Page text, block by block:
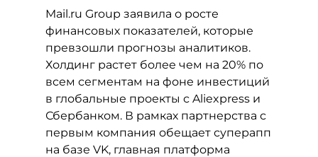
Mail.ru Group заявила о росте
финансовых показателей, которые
превзошли прогнозы аналитиков.
Холдинг растет более чем на 20% по
всем сегментам на фоне инвестиций
в глобальные проекты с Aliexpress и
Сбербанком. В рамках партнерства с
первым компания обещает суперапп
на базе VK, главная платформа